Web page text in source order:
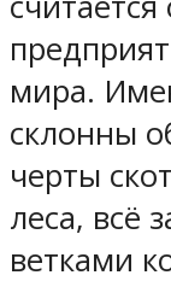
мира.
склонны
черты
леса, всё
ветками